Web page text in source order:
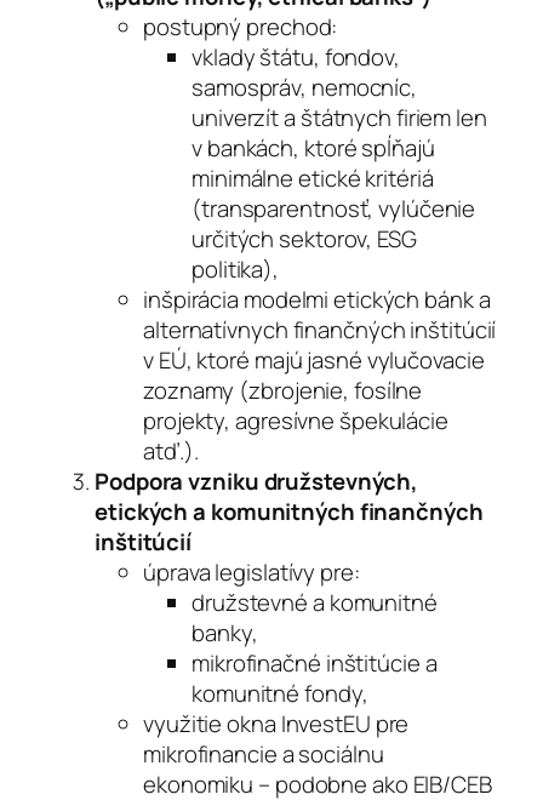
postupný prechod:
vklady štátu, fondov,
samospráv, nemocníc,
univerzít a štátnych firiem len
v bankách, ktoré spĺňajú
minimálne etické kritériá
(transparentnosť, vylúčenie
určitých sektorov, ESG
politika),
inšpirácia modelmi etických bánk a
alternatívnych finančných inštitúcií
v EÚ, ktoré majú jasné vylučovacie
zoznamy (zbrojenie, fosílne
projekty, agresívne špekulácie
atď.).
Podpora vzniku družstevných,
etických a komunitných finančných
inštitúcií
úprava legislatívy pre:
družstevné a komunitné
banky,
mikrofinačné inštitúcie a
komunitné fondy,
využitie okna InvestEU pre
mikrofinancie a sociálnu
ekonomiku – podobne ako EIB/CEB